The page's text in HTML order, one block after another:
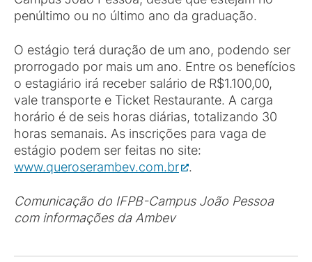
penúltimo ou no último ano da graduação.
O estágio terá duração de um ano, podendo ser
prorrogado por mais um ano. Entre os benefícios
o estagiário irá receber salário de R$1.100,00,
vale transporte e Ticket Restaurante. A carga
horário é de seis horas diárias, totalizando 30
horas semanais. As inscrições para vaga de
estágio podem ser feitas no site:
www.queroserambev.com.br
.
Comunicação do IFPB-Campus João Pessoa
com informações da Ambev